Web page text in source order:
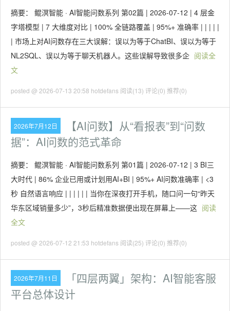
摘要： 鲲溟智能 · AI智能问数系列 第02篇 | 2026-07-12 | 4 层金
字塔模型 | 7 大维度对比 | 100% 全链路覆盖 | 95%+ 准确率 | | | | |
| 市场上对AI问数存在三大误解：误以为等于ChatBI、误以为等于
NL2SQL、误以为等于聊天机器人。这些误解导致很多企 阅读全
文
posted @ 2026-07-13 20:58 hotdefans 阅读(13) 评论(0) 推荐(0)
2026年7月12日
【AI问数】从“看报表”到“问数
据”：AI问数的范式革命
摘要： 鲲溟智能 · AI智能问数系列 第01篇 | 2026-07-12 | 3 BI三
大时代 | 86% 企业已用或计划用AI+BI | 95%+ AI问数准确率 | <3
秒 自然语言响应 | | | | | | 当你在深夜打开手机，随口问一句“昨天
华东区域销量多少”，3秒后精准数据便出现在屏幕上——这 阅读
全文
posted @ 2026-07-12 21:53 hotdefans 阅读(25) 评论(0) 推荐(0)
2026年7月11日
「四层两翼」架构：AI智能客服
平台总体设计